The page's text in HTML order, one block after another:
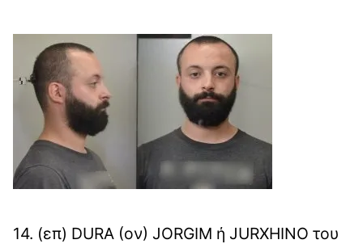
14. (επ) DURA (ον) JORGIM ή JURXHINO του